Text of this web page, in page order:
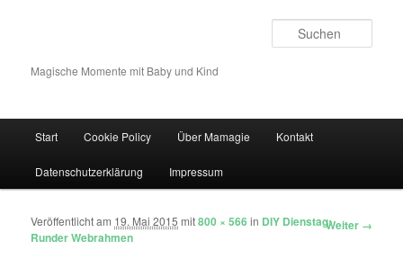
Magische Momente mit Baby und Kind
Zum Inhalt wechseln
Zum sekundären Inhalt wechseln
Start Cookie Policy Über Mamagie Kontakt
Datenschutzerklärung Impressum
Bilder-Navigation Weiter →
Veröffentlicht am 19. Mai 2015 mit800 × 566in DIY Dienstag:
Runder Webrahmen